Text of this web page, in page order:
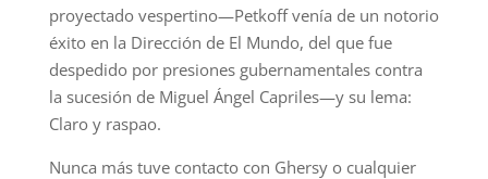
proyectado vespertino—Petkoff venía de un notorio
éxito en la Dirección de El Mundo, del que fue
despedido por presiones gubernamentales contra
la sucesión de Miguel Ángel Capriles—y su lema:
Claro y raspao.
Nunca más tuve contacto con Ghersy o cualquier